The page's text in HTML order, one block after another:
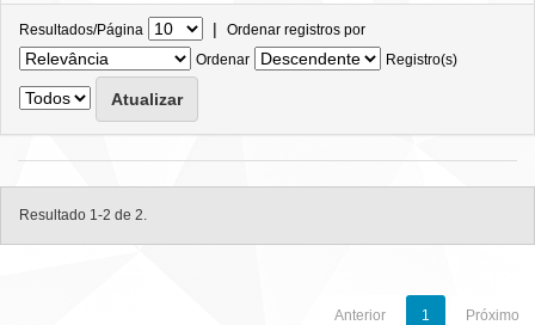
Resultados/Página | Ordenar registros por
Ordenar
Registro(s)
Resultado 1-2 de 2.
Anterior 1 Próximo